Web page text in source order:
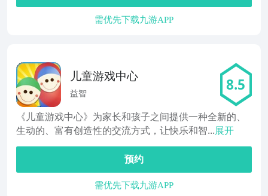
需优先下载九游APP
儿童游戏中心
益智 8.5
《儿童游戏中心》为家长和孩子之间提供一种全新的、
生动的、富有创造性的交流方式，让快乐和智...展开
预约
需优先下载九游APP